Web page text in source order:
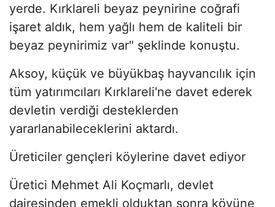
yerde. Kırklareli beyaz peynirine coğrafi
işaret aldık, hem yağlı hem de kaliteli bir
beyaz peynirimiz var" şeklinde konuştu.
Aksoy, küçük ve büyükbaş hayvancılık için
tüm yatırımcıları Kırklareli'ne davet ederek
devletin verdiği desteklerden
yararlanabileceklerini aktardı.
Üreticiler gençleri köylerine davet ediyor
Üretici Mehmet Ali Koçmarlı, devlet
dairesinden emekli olduktan sonra köyüne